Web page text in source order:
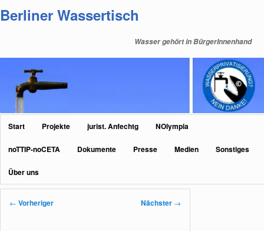
primären
Berliner Wassertisch
Wasser gehört in BürgerInnenhand
Hauptmenü
Start Projekte jurist. Anfechtg NOlympia
noTTIP-noCETA Dokumente Presse Medien Sonstiges
Über uns
Beitragsnavigation
← Vorheriger Nächster →